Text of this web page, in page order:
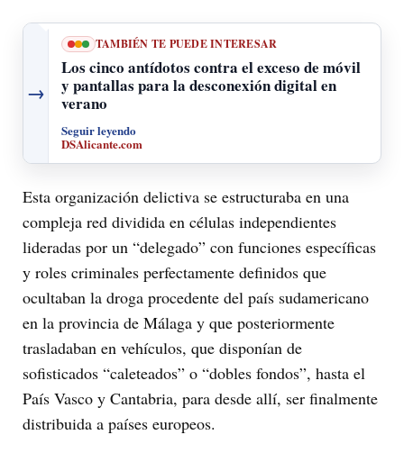
→
TAMBIÉN TE PUEDE INTERESAR
Los cinco antídotos contra el exceso de móvil
y pantallas para la desconexión digital en
verano
Seguir leyendo
DSAlicante.com
Esta organización delictiva se estructuraba en una
compleja red dividida en células independientes
lideradas por un “delegado” con funciones específicas
y roles criminales perfectamente definidos que
ocultaban la droga procedente del país sudamericano
en la provincia de Málaga y que posteriormente
trasladaban en vehículos, que disponían de
sofisticados “caleteados” o “dobles fondos”, hasta el
País Vasco y Cantabria, para desde allí, ser finalmente
distribuida a países europeos.